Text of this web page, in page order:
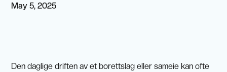
May 5, 2025
Den daglige driften av et borettslag eller sameie kan ofte